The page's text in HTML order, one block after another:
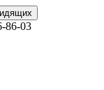
86-03